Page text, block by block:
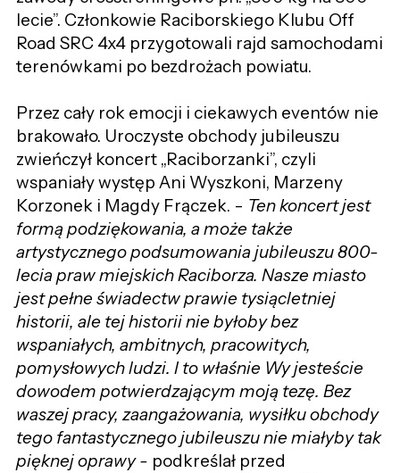
lecie”. Członkowie Raciborskiego Klubu Off
Road SRC 4x4 przygotowali rajd samochodami
terenówkami po bezdrożach powiatu.
Przez cały rok emocji i ciekawych eventów nie
brakowało. Uroczyste obchody jubileuszu
zwieńczył koncert „Raciborzanki”, czyli
wspaniały występ Ani Wyszkoni, Marzeny
Korzonek i Magdy Frączek. - Ten koncert jest
formą podziękowania, a może także
artystycznego podsumowania jubileuszu 800-
lecia praw miejskich Raciborza. Nasze miasto
jest pełne świadectw prawie tysiącletniej
historii, ale tej historii nie byłoby bez
wspaniałych, ambitnych, pracowitych,
pomysłowych ludzi. I to właśnie Wy jesteście
dowodem potwierdzającym moją tezę. Bez
waszej pracy, zaangażowania, wysiłku obchody
tego fantastycznego jubileuszu nie miałyby tak
pięknej oprawy - podkreślał przed